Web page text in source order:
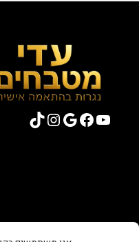
YouTube
Facebook
Google
Instagram
TikTok